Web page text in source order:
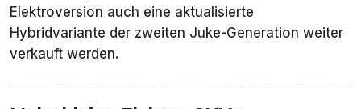
Elektroversion auch eine aktualisierte
Hybridvariante der zweiten Juke-Generation weiter
verkauft werden.